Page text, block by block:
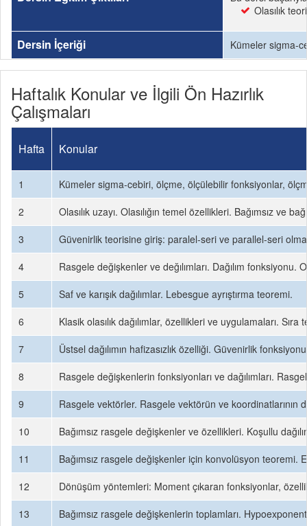
Olasılık
Dersin İçeriği Kümeler sigma-
Haftalık Konular ve İlgili Ön Hazırlık
Çalışmaları
Hafta Konular
1
Kümeler sigma-cebiri, ölçme, ölçülebilir fonksiyonlar,
2
Olasılık uzayı. Olasılığın temel özellikleri. Bağımsız ve
3
Güvenirlik teorisine giriş: paralel-seri ve parallel-seri
4
Rasgele değişkenler ve değılımları. Dağılım fonksiyonu.
5
Saf ve karışık dağılımlar. Lebesgue ayrıştırma teoremi.
6
Klasik olasılık dağılımlar, özellikleri ve uygulamaları. Sıra
7
Üstsel dağılımın hafizasızlık özelliği. Güvenirlik
8
Rasgele değişkenlerin fonksiyonları ve dağılımları.
9
Rasgele vektörler. Rasgele vektörün ve koordinatlarının
10
Bağımsız rasgele değişkenler ve özellikleri. Koşullu
11
Bağımsız rasgele değişkenler için konvolüsyon teoremi.
12
Dönüşüm yöntemleri: Moment çıkaran fonksiyonlar,
13
Bağımsız rasgele değişkenlerin toplamları.